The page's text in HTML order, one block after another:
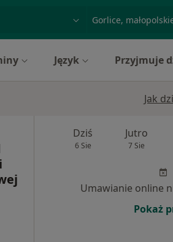
Język Przyjmuje
Jak
Dziś
6 Sie
Jutro
7 Sie
Umawianie online
Pokaż